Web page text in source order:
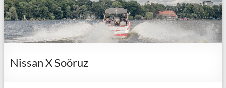
Nissan X Soöruz